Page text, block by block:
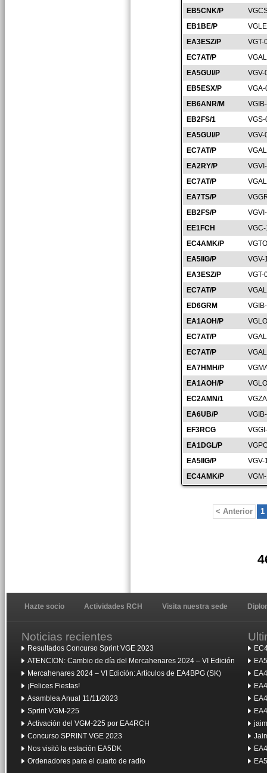
EB5CNK/P
EB1BE/P
EA3ESZ/P
VGT-
EC7AT/P
EA5GUI/P
VGV-
EB5ESX/P
EB6ANR/M
EB2FS/1
EA5GUI/P
VGV-
EC7AT/P
EA2RY/P
EC7AT/P
EA7TS/P
EB2FS/P
EE1FCH
EC4AMK/P
EA5IIG/P
VGV-
EA3ESZ/P
VGT-
EC7AT/P
ED6GRM
EA1AOH/P
EC7AT/P
EC7AT/P
EA7HMH/P
EA1AOH/P
EC2AMN/1
EA6UB/P
EF3RCG
EA1DGL/P
EA5IIG/P
VGV-
EC4AMK/P
< Anterior 1
Hazte socio Actividades RCH Visita nuestra sede
Noticias recientes
Resultados Concurso Sprint VGE 2023
ATENCION: Cambio de día del Mercahenares 2024 – VI Edición
Mercahenares 2024 – VI Edición: Artículos de EA4BPG (SK)
¡Felices Fiestas!
Asamblea Anual 11/11/2023
Sprint VGM-225
Activación del VGM-225 por EA4RCH
Concurso SPRINT VGE 2023
Nos visitó la estación EA5DK
Ordenadores para el cuarto de radio